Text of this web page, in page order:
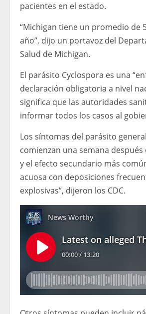
pacientes en el estado.
“Michigan tiene un promedio de
año”, dijo un portavoz del
Salud de Michigan.
El parásito Cyclospora es una
declaración obligatoria a nivel
significa que las autoridades
informar todos los casos al
Los síntomas del parásito
comienzan una semana después
y el efecto secundario más
acuosa con deposiciones
explosivas”, dijeron los CDC.